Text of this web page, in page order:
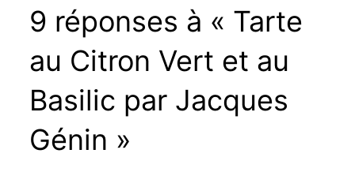
9 réponses à « Tarte
au Citron Vert et au
Basilic par Jacques
Génin »